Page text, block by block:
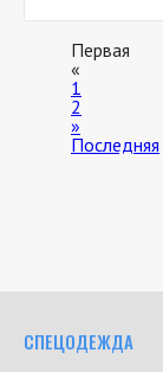
Первая
«
1
2
»
Последняя
СПЕЦОДЕЖДА